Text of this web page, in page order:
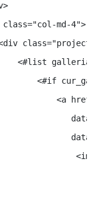
md-4">
<#list
<#if
<a